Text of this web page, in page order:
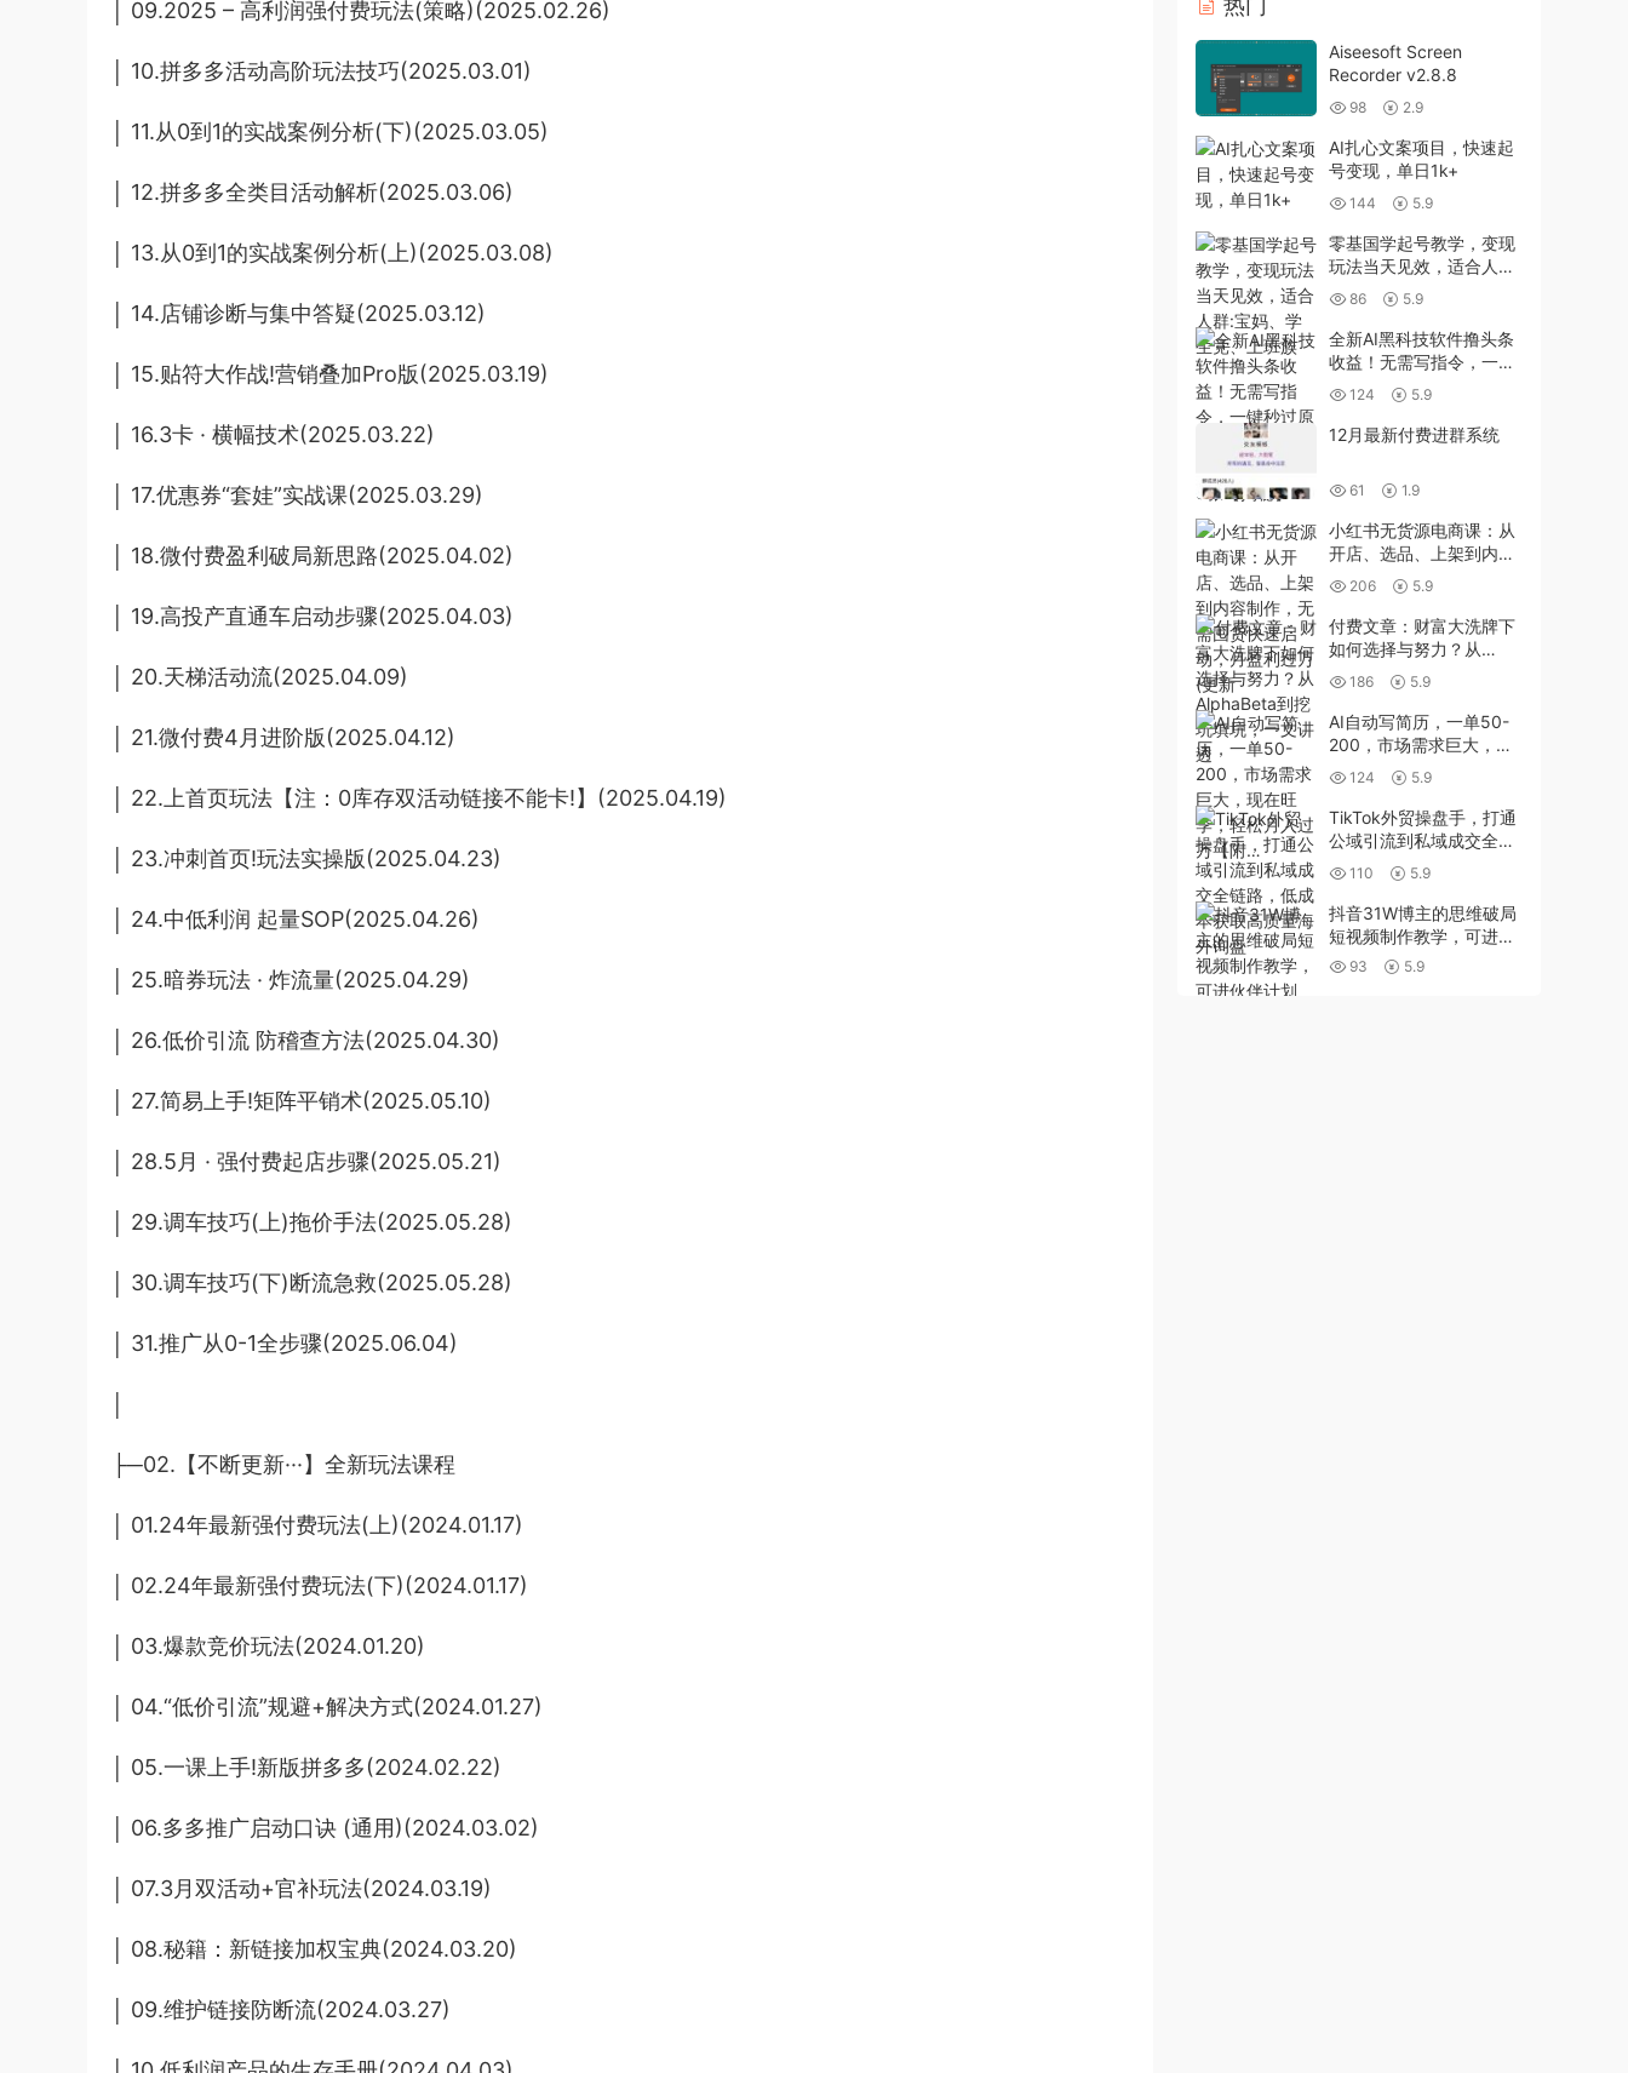
│ 09.2025 – 高利润强付费玩法(策略)(2025.02.26)
│ 10.拼多多活动高阶玩法技巧(2025.03.01)
│ 11.从0到1的实战案例分析(下)(2025.03.05)
│ 12.拼多多全类目活动解析(2025.03.06)
│ 13.从0到1的实战案例分析(上)(2025.03.08)
│ 14.店铺诊断与集中答疑(2025.03.12)
│ 15.贴符大作战!营销叠加Pro版(2025.03.19)
│ 16.3卡 · 横幅技术(2025.03.22)
│ 17.优惠券“套娃”实战课(2025.03.29)
│ 18.微付费盈利破局新思路(2025.04.02)
│ 19.高投产直通车启动步骤(2025.04.03)
│ 20.天梯活动流(2025.04.09)
│ 21.微付费4月进阶版(2025.04.12)
│ 22.上首页玩法【注：0库存双活动链接不能卡!】(2025.04.19)
│ 23.冲刺首页!玩法实操版(2025.04.23)
│ 24.中低利润 起量SOP(2025.04.26)
│ 25.暗券玩法 · 炸流量(2025.04.29)
│ 26.低价引流 防稽查方法(2025.04.30)
│ 27.简易上手!矩阵平销术(2025.05.10)
│ 28.5月 · 强付费起店步骤(2025.05.21)
│ 29.调车技巧(上)拖价手法(2025.05.28)
│ 30.调车技巧(下)断流急救(2025.05.28)
│ 31.推广从0-1全步骤(2025.06.04)
├─02.【不断更新···】全新玩法课程
│ 01.24年最新强付费玩法(上)(2024.01.17)
│ 02.24年最新强付费玩法(下)(2024.01.17)
│ 03.爆款竞价玩法(2024.01.20)
│ 04.“低价引流”规避+解决方式(2024.01.27)
│ 05.一课上手!新版拼多多(2024.02.22)
│ 06.多多推广启动口诀 (通用)(2024.03.02)
│ 07.3月双活动+官补玩法(2024.03.19)
│ 08.秘籍：新链接加权宝典(2024.03.20)
│ 09.维护链接防断流(2024.03.27)
热门
Aiseesoft Screen
Recorder v2.8.8
98 2.9
AI扎心文案项目，快速起
号变现，单日1k+
144 5.9
零基国学起号教学，变现
玩法当天见效，适合人群:
宝妈、学生党、上班族
86 5.9
全新AI黑科技软件撸头条
收益！无需写指令，一键
秒过原创，每天只需半小
时，稳定日入3张【揭
秘】
124 5.9
12月最新付费进群系统
61 1.9
小红书无货源电商课：从
开店、选品、上架到内容
制作，无需囤货快速启
动，月盈利过万(更新
206 5.9
付费文章：财富大洗牌下
如何选择与努力？从
AlphaBeta到挖坑填坑，
一文讲透
186 5.9
AI自动写简历，一单50-
200，市场需求巨大，现
在旺季，轻松月入过万
【附…
124 5.9
TikTok外贸操盘手，打通
公域引流到私域成交全链
路，低成本获取高质量海
外询盘
110 5.9
抖音31W博主的思维破局
短视频制作教学，可进伙
伴计划+精选独家，7天收
93 5.9